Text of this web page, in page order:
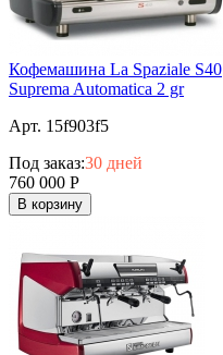
Кофемашина La Spaziale S40
Suprema Automatica 2 gr
Арт. 15f903f5
Под заказ:30 дней
760 000 Р
В корзину